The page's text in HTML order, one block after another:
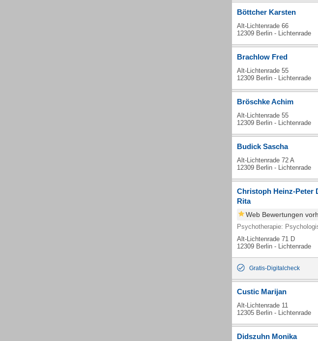
Böttcher Karsten
Alt-Lichtenrade 66
12309 Berlin - Lichtenrade
Brachlow Fred
Alt-Lichtenrade 55
12309 Berlin - Lichtenrade
Bröschke Achim
Alt-Lichtenrade 55
12309 Berlin - Lichtenrade
Budick Sascha
Alt-Lichtenrade 72 A
12309 Berlin - Lichtenrade
Christoph Heinz-Peter
Rita
Web Bewertungen
Psychotherapie:
Alt-Lichtenrade 71 D
12309 Berlin - Lichtenrade
Gratis-Digitalcheck
Custic Marijan
Alt-Lichtenrade 11
12305 Berlin - Lichtenrade
Didszuhn Monika